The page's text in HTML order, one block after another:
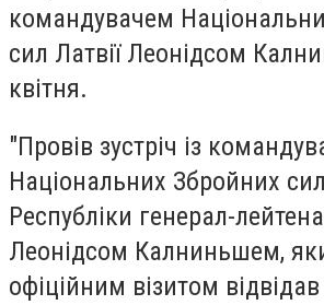
командувачем
сил Латвії Леонідсом
квітня.
"Провів зустріч із
Національних Збройних
Республіки генерал-
Леонідсом Калниньшем,
офіційним візитом відвідав